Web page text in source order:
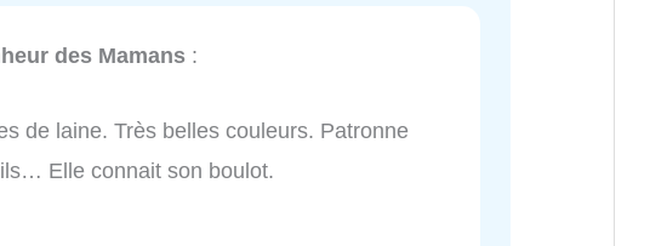
des Mamans :
de laine. Très belles couleurs. Patronne
Elle connait son boulot.